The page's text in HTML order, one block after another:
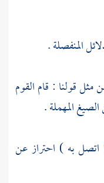
المنفصلة .
قولنا : قام القوم
المهملة .
اتصل به ) احتراز عن